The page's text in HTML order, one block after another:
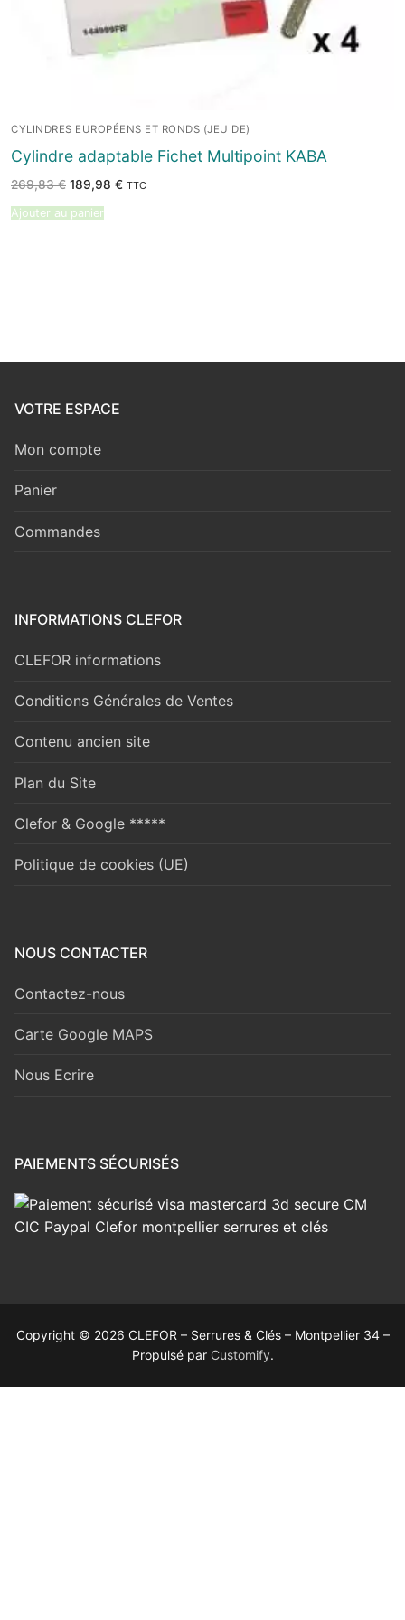
CYLINDRES EUROPÉENS ET RONDS (JEU DE)
Cylindre adaptable Fichet Multipoint KABA
269,83€ Le
initial
était :
189,98 €Le
TTC
Ajouter au panier
VOTRE ESPACE
Mon compte
Panier
Commandes
INFORMATIONS CLEFOR
CLEFOR informations
Conditions Générales de Ventes
Contenu ancien site
Plan du Site
Clefor & Google *****
Politique de cookies (UE)
NOUS CONTACTER
Contactez-nous
Carte Google MAPS
Nous Ecrire
PAIEMENTS SÉCURISÉS
Copyright © 2026 CLEFOR – Serrures & Clés – Montpellier 34 –
Propulsé par Customify.